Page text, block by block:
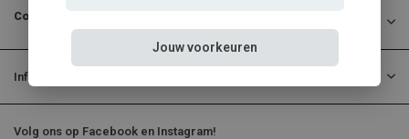
Contactgegevens
Informatie
Volg ons op Facebook en Instagram!
Jouw voorkeuren